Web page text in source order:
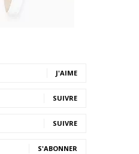
J'AIME
SUIVRE
SUIVRE
S'ABONNER